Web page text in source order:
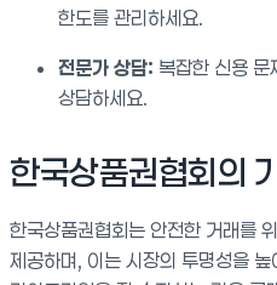
한도를 관리하세요.
전문가 상담: 복잡한 신용 문
상담하세요.
한국상품권협회의
한국상품권협회는 안전한 거래를
제공하며, 이는 시장의 투명성을